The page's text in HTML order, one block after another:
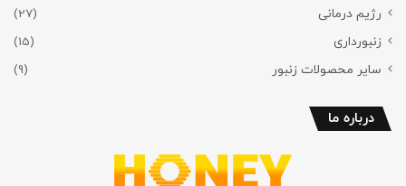
رژیم درمانی
(27)
زنبورداری
(15)
سایر محصولات زنبور
(9)
درباره ما